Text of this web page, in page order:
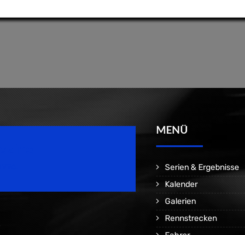
MENÜ
Serien & Ergebnisse
Kalender
Galerien
Rennstrecken